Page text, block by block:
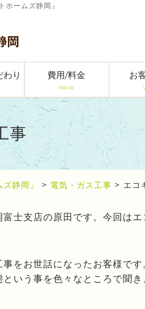
ームズ静岡』
わり 費用/料金
PRICE
お
事
静岡』 > 電気・ガス工事 > エコ
士支店の原田です。今回は
をお世話になったお客様で
いう事を色々なところで聞